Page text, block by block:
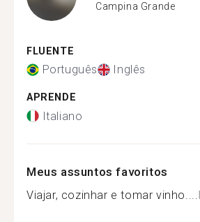
Campina Grande
FLUENTE
Português Inglês
APRENDE
Italiano
Meus assuntos favoritos
Viajar, cozinhar e tomar vinho....